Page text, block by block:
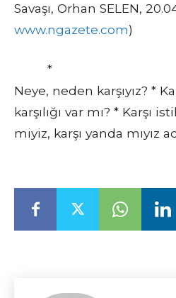
Savaşı, Orhan SELEN,
www.ngazete.com)
*
Neye, neden karşıyız? *
karşılığı var mı? * Karşı
miyiz, karşı yanda mıyız